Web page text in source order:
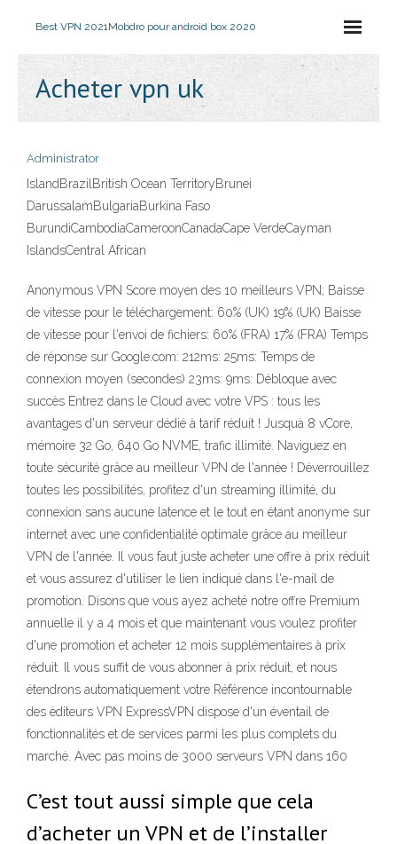
Best VPN 2021Mobdro pour android box 2020
Acheter vpn uk
Administrator
IslandBrazilBritish Ocean TerritoryBrunei
DarussalamBulgariaBurkina Faso
BurundiCambodiaCameroonCanadaCape VerdeCayman
IslandsCentral African
Anonymous VPN Score moyen des 10 meilleurs VPN; Baisse
de vitesse pour le téléchargement: 60% (UK) 19% (UK) Baisse
de vitesse pour l'envoi de fichiers: 60% (FRA) 17% (FRA) Temps
de réponse sur Google.com: 212ms: 25ms: Temps de
connexion moyen (secondes) 23ms: 9ms: Débloque avec
succès Entrez dans le Cloud avec votre VPS : tous les
avantages d'un serveur dédié à tarif réduit ! Jusquà 8 vCore,
mémoire 32 Go, 640 Go NVME, trafic illimité. Naviguez en
toute sécurité grâce au meilleur VPN de l'année ! Déverrouillez
toutes les possibilités, profitez d'un streaming illimité, du
connexion sans aucune latence et le tout en étant anonyme sur
internet avec une confidentialité optimale grâce au meilleur
VPN de l'année. Il vous faut juste acheter une offre à prix réduit
et vous assurez d'utiliser le lien indiqué dans l'e-mail de
promotion. Disons que vous ayez acheté notre offre Premium
annuelle il y a 4 mois et que maintenant vous voulez profiter
d'une promotion et acheter 12 mois supplémentaires à prix
réduit. Il vous suffit de vous abonner à prix réduit, et nous
étendrons automatiquement votre Référence incontournable
des éditeurs VPN ExpressVPN dispose d'un éventail de
fonctionnalités et de services parmi les plus complets du
marché. Avec pas moins de 3000 serveurs VPN dans 160
C’est tout aussi simple que cela
d’acheter un VPN et de l’installer